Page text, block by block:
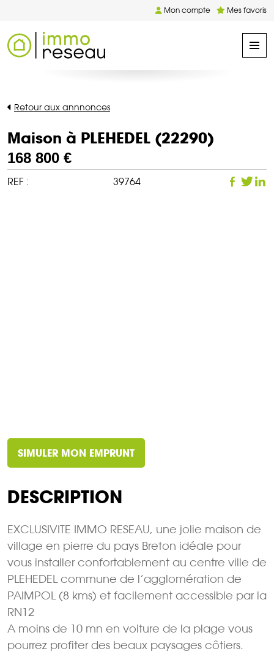
Mon compte Mes favoris
Retour aux annnonces
Maison à PLEHEDEL (22290)
168 800 €
REF : 39764
SIMULER MON EMPRUNT
DESCRIPTION
EXCLUSIVITE IMMO RESEAU, une jolie maison de
village en pierre du pays Breton idéale pour
vous installer confortablement au centre ville de
PLEHEDEL commune de l’agglomération de
PAIMPOL (8 kms) et facilement accessible par la
RN12
A moins de 10 mn en voiture de la plage vous
pourrez profiter des beaux paysages côtiers.